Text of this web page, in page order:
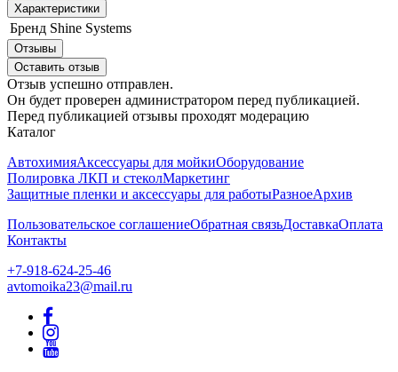
Характеристики
Бренд Shine Systems
Отзывы
Оставить отзыв
Отзыв успешно отправлен.
Он будет проверен администратором перед публикацией.
Перед публикацией отзывы проходят модерацию
Каталог
АвтохимияАксессуары для мойкиОборудование
Полировка ЛКП и стеколМаркетинг
Защитные пленки и аксессуары для работыРазноеАрхив
Пользовательское соглашениеОбратная связьДоставкаОплата
Контакты
+7-918-624-25-46
avtomoika23@mail.ru